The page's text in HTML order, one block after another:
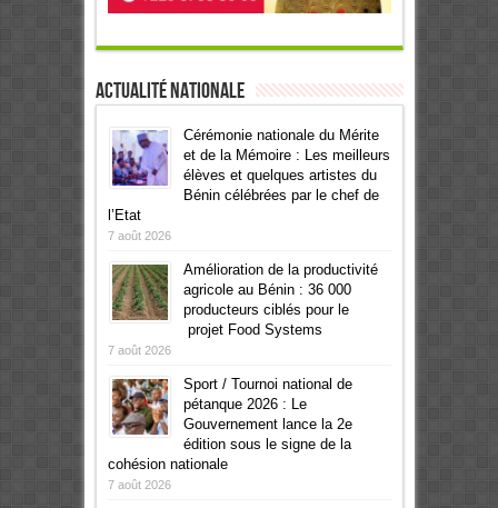
Actualité Nationale
Cérémonie nationale du Mérite
et de la Mémoire : Les meilleurs
élèves et quelques artistes du
Bénin célébrées par le chef de
l’Etat
7 août 2026
Amélioration de la productivité
agricole au Bénin : 36 000
producteurs ciblés pour le
projet Food Systems
7 août 2026
Sport / Tournoi national de
pétanque 2026 : Le
Gouvernement lance la 2e
édition sous le signe de la
cohésion nationale
7 août 2026